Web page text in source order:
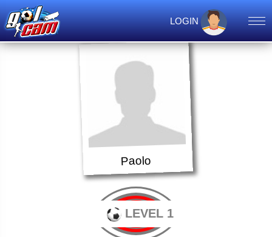
LOGIN
Paolo
LEVEL 1